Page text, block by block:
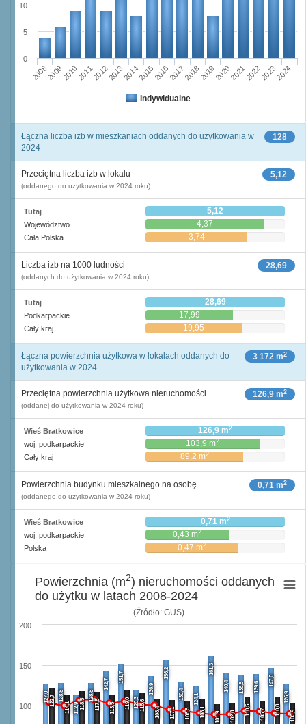
Indywidualne
20082009201020112012201320142015201620172018201920202021202220232024
0
5
10
128
Łączna liczba izb w mieszkaniach oddanych do użytkowania w
2024
5,12
Przeciętna liczba izb w lokalu
(oddanego do użytkowania w 2024 roku)
Tutaj 5,12
Województwo 4,37
Cała Polska 3,74
28,69
Liczba izb na 1000 ludności
(oddanych do użytkowania w 2024 roku)
Tutaj 28,69
Podkarpackie 17,99
Cały kraj 19,95
3 172 m2
Łączna powierzchnia użytkowa w lokalach oddanych do
użytkowania w 2024
126,9 m2
Przeciętna powierzchnia użytkowa nieruchomości
(oddanej do użytkowania w 2024 roku)
Wieś Bratkowice 126,9 m2
woj. podkarpackie 103,9 m2
Cały kraj 89,2 m2
0,71 m2
Powierzchnia budynku mieszkalnego na osobę
(oddanego do użytkowania w 2024 roku)
Wieś Bratkowice 0,71 m2
woj. podkarpackie 0,43 m2
Polska 0,47 m2
(Źródło: GUS)
127,0
128,8
112,9
128,8
142,7
151,7
120,3
136,9
156,2
130,4
124,1
161,3
140,4
138,5 139,6
147,0
126,9
122,7
114,1 118,5 117,8 113,5 119,0 116,6
108,4 107,1 106,5 108,1 101,9 102,8 110,5 105,7 110,8 103,9
100
150
200
Powierzchnia (m2) nieruchomości oddanych
do użytku w latach 2008-2024